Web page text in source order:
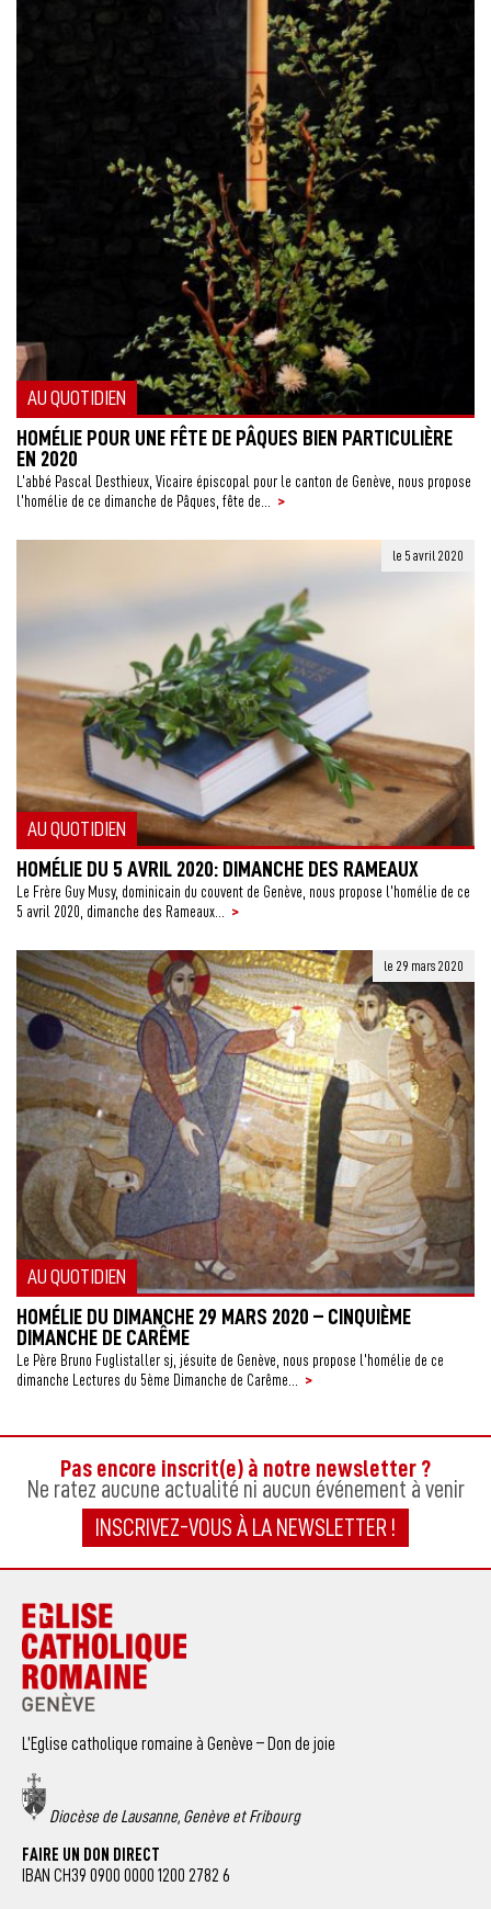
AU QUOTIDIEN
HOMÉLIE POUR UNE FÊTE DE PÂQUES BIEN PARTICULIÈRE
EN 2020
L’abbé Pascal Desthieux, Vicaire épiscopal pour le canton de Genève, nous propose
l’homélie de ce dimanche de Pâques, fête de...
>
AU QUOTIDIEN
le 5 avril 2020
HOMÉLIE DU 5 AVRIL 2020: DIMANCHE DES RAMEAUX
Le Frère Guy Musy, dominicain du couvent de Genève, nous propose l’homélie de ce
5 avril 2020, dimanche des Rameaux...
>
AU QUOTIDIEN
le 29 mars 2020
HOMÉLIE DU DIMANCHE 29 MARS 2020 – CINQUIÈME
DIMANCHE DE CARÊME
Le Père Bruno Fuglistaller sj, jésuite de Genève, nous propose l’homélie de ce
dimanche Lectures du 5ème Dimanche de Carême...
>
Pas encore inscrit(e) à notre newsletter ?
Ne ratez aucune actualité ni aucun événement à venir
INSCRIVEZ-VOUS À LA NEWSLETTER !
L’Eglise catholique romaine à Genève – Don de joie
Diocèse de Lausanne, Genève et Fribourg
FAIRE UN DON DIRECT
IBAN CH39 0900 0000 1200 2782 6